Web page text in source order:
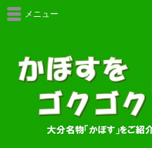
メニュー